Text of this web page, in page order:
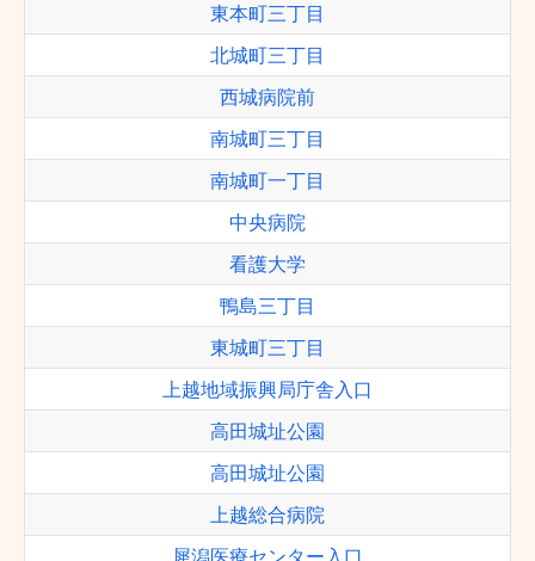
東本町三丁目
北城町三丁目
西城病院前
南城町三丁目
南城町一丁目
中央病院
看護大学
鴨島三丁目
東城町三丁目
上越地域振興局庁舎入口
高田城址公園
高田城址公園
上越総合病院
犀潟医療センター入口